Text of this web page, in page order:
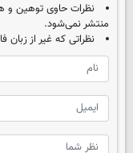
نظرات حاوی توهین و
منتشر نمی‌شود.
نظراتی که غیر از